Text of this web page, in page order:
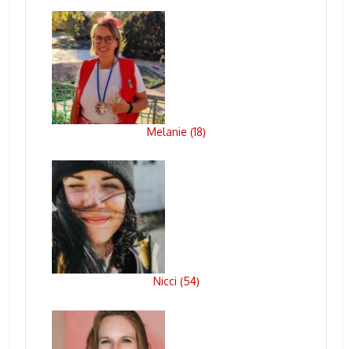
Melanie (18)
Nicci (54)